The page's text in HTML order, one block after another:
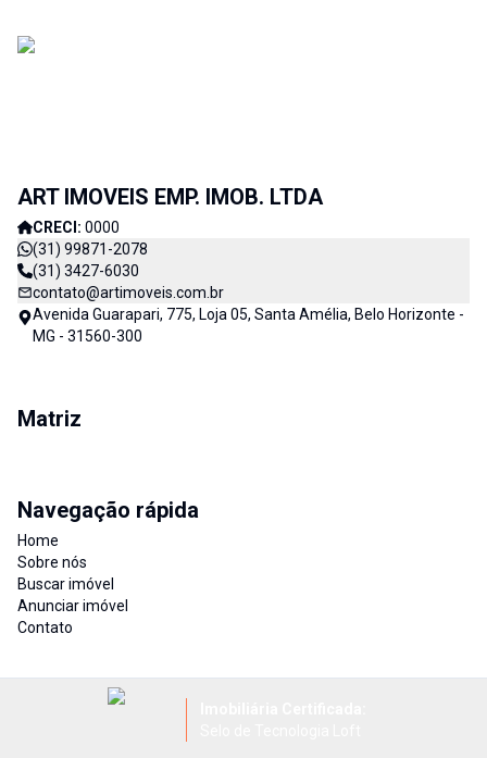
ART IMOVEIS EMP. IMOB. LTDA
CRECI: 0000
(31) 99871-2078
(31) 3427-6030
contato@artimoveis.com.br
Avenida Guarapari, 775, Loja 05, Santa Amélia, Belo Horizonte -
MG - 31560-300
Matriz
Navegação rápida
Home
Sobre nós
Buscar imóvel
Anunciar imóvel
Contato